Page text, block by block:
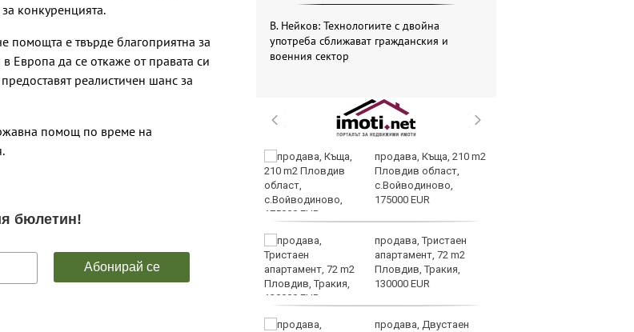
конкуренцията.
помощта е твърде благоприятна за
Европа да се откаже от правата си
реалистичен шанс за
помощ по време на
В. Нейков: Технологиите с двойна
употреба сближават гражданския и
военния сектор
проведе тази събота в
Морската градина на
Варна
продава, Къща, 210 m2
Пловдив област,
с.Войводиново,
175000 EUR
продава, Тристаен
апартамент, 72 m2
Пловдив, Тракия,
130000 EUR
продава, Двустаен